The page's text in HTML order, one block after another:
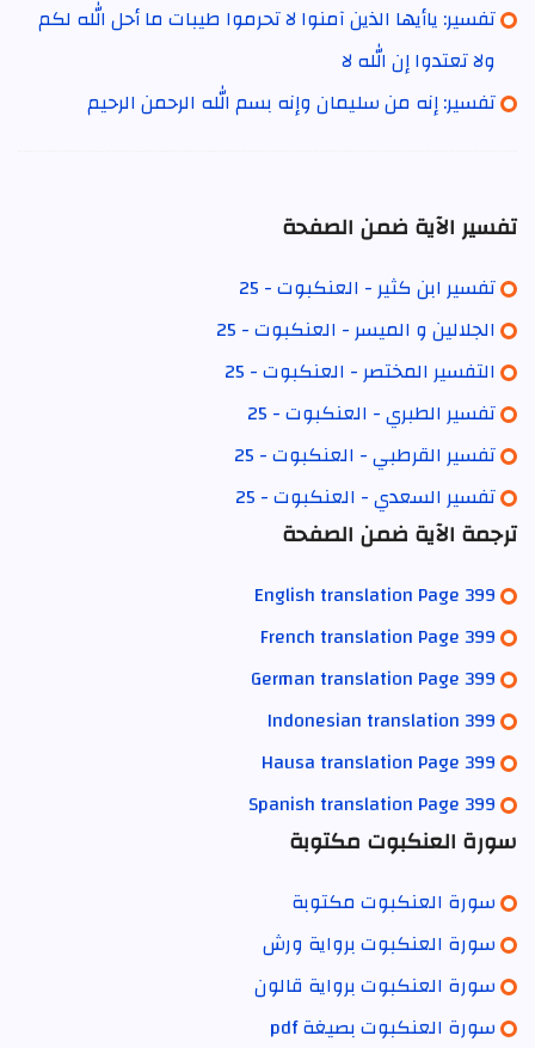
تفسير: ياأيها الذين آمنوا لا تحرموا طيبات ما أحل الله لكم
ولا تعتدوا إن الله لا
تفسير: إنه من سليمان وإنه بسم الله الرحمن الرحيم
تفسير الآية ضمن الصفحة
تفسير ابن كثير - العنكبوت - 25
الجلالين و الميسر - العنكبوت - 25
التفسير المختصر - العنكبوت - 25
تفسير الطبري - العنكبوت - 25
تفسير القرطبي - العنكبوت - 25
تفسير السعدي - العنكبوت - 25
ترجمة الآية ضمن الصفحة
English translation Page 399
French translation Page 399
German translation Page 399
Indonesian translation 399
Hausa translation Page 399
Spanish translation Page 399
سورة العنكبوت مكتوبة
سورة العنكبوت مكتوبة
سورة العنكبوت برواية ورش
سورة العنكبوت برواية قالون
سورة العنكبوت بصيغة pdf